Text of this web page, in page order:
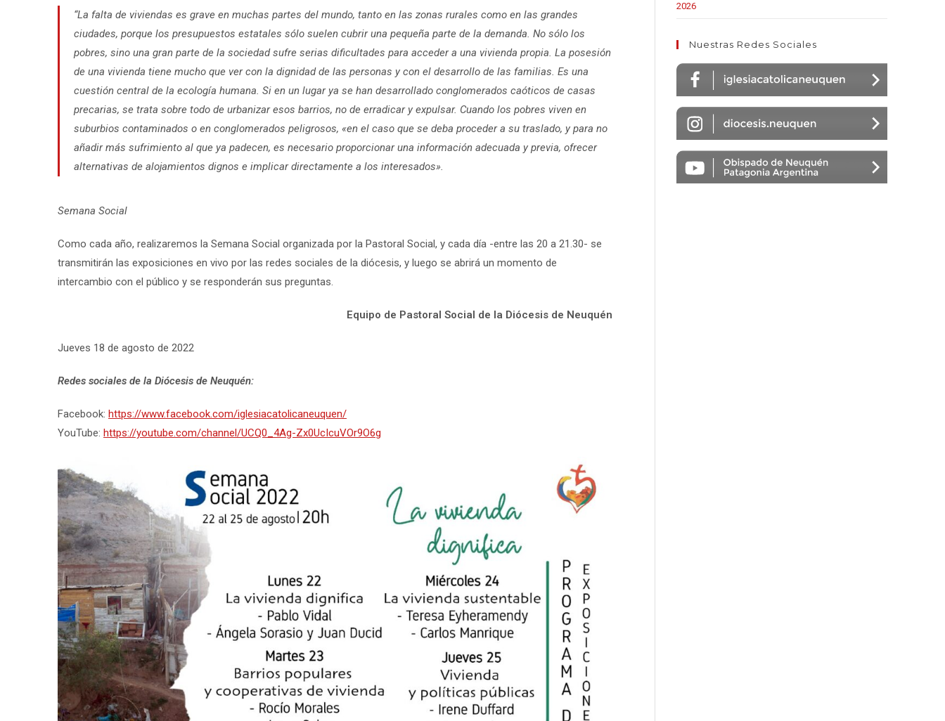
“La falta de viviendas es grave en muchas partes del mundo, tanto en las zonas rurales como en las grandes
ciudades, porque los presupuestos estatales sólo suelen cubrir una pequeña parte de la demanda. No sólo los
pobres, sino una gran parte de la sociedad sufre serias dificultades para acceder a una vivienda propia. La posesión
de una vivienda tiene mucho que ver con la dignidad de las personas y con el desarrollo de las familias. Es una
cuestión central de la ecología humana. Si en un lugar ya se han desarrollado conglomerados caóticos de casas
precarias, se trata sobre todo de urbanizar esos barrios, no de erradicar y expulsar. Cuando los pobres viven en
suburbios contaminados o en conglomerados peligrosos, «en el caso que se deba proceder a su traslado, y para no
añadir más sufrimiento al que ya padecen, es necesario proporcionar una información adecuada y previa, ofrecer
alternativas de alojamientos dignos e implicar directamente a los interesados».
Semana Social
Como cada año, realizaremos la Semana Social organizada por la Pastoral Social, y cada día -entre las 20 a 21.30- se
transmitirán las exposiciones en vivo por las redes sociales de la diócesis, y luego se abrirá un momento de
intercambio con el público y se responderán sus preguntas.
Equipo de Pastoral Social de la Diócesis de Neuquén
Jueves 18 de agosto de 2022
Redes sociales de la Diócesis de Neuquén:
Facebook: https://www.facebook.com/iglesiacatolicaneuquen/
YouTube: https://youtube.com/channel/UCQ0_4Ag-Zx0UcIcuVOr9O6g
2026
Nuestras Redes Sociales